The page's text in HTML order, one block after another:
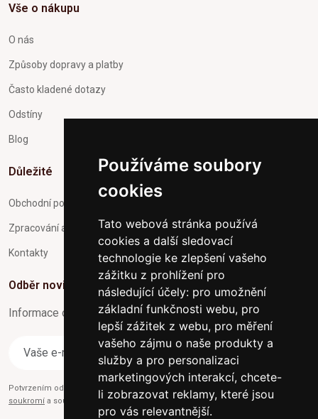
Používáme soubory
cookies
Tato webová stránka používá
cookies a další sledovací
technologie ke zlepšení vašeho
zážitku z prohlížení pro
následující účely: pro umožnění
základní funkčnosti webu, pro
lepší zážitek z webu, pro měření
vašeho zájmu o naše produkty a
služby a pro personalizaci
marketingových interakcí, chcete-
li zobrazovat reklamy, které jsou
pro vás relevantnější.
Vše o nákupu
O nás
Způsoby dopravy a platby
Často kladené dotazy
Odstíny
Blog
Důležité
Obchodní podmínky
Zpracování a ochrana osobních údajů
Kontakty
Odběr novinek
Informace o Novinkách a užitečné rady max. 1x za týden
Odebírat
Potvrzením odběru současně souhlasíte s našimi podmínkami o
soukromí a současně nám udělujete souhlas se zasíláním obchodních e-mailů.